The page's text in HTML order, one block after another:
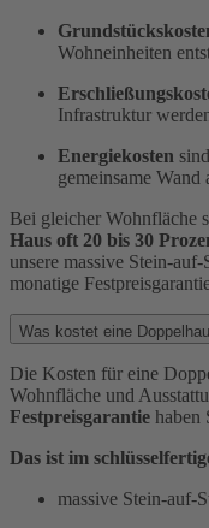
Wohneinheiten
Infrastruktur
Energiekosten
gemeinsame
Bei gleicher Wohnfläche
Haus oft 20 bis 30
unsere massive Stein-
monatige
Was kostet eine
Die Kosten für eine
Wohnfläche und
Festpreisgarantie haben
Das ist im
massive Stein-auf-